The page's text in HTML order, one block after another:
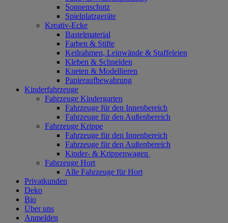
Sonnenschutz
Spielplatzgeräte
Kreativ-Ecke
Bastelmaterial
Farben & Stifte
Keilrahmen, Leinwände & Staffeleien
Kleben & Schneiden
Kneten & Modellieren
Papieraufbewahrung
Kinderfahrzeuge
Fahrzeuge Kindergarten
Fahrzeuge für den Innenbereich
Fahrzeuge für den Außenbereich
Fahrzeuge Krippe
Fahrzeuge für den Innenbereich
Fahrzeuge für den Außenbereich
Kinder- & Krippenwagen
Fahrzeuge Hort
Alle Fahrzeuge für Hort
Privatkunden
Deko
Bio
Über uns
Anmelden